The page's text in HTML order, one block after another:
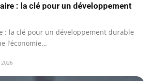
: la clé pour un développement
: la clé pour un développement durable
l’économie…